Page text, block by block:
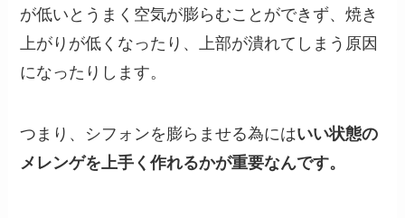
が低いとうまく空気が膨らむことができず、焼き
上がりが低くなったり、上部が潰れてしまう原因
になったりします。
つまり、シフォンを膨らませる為にはいい状態の
メレンゲを上手く作れるかが重要なんです。